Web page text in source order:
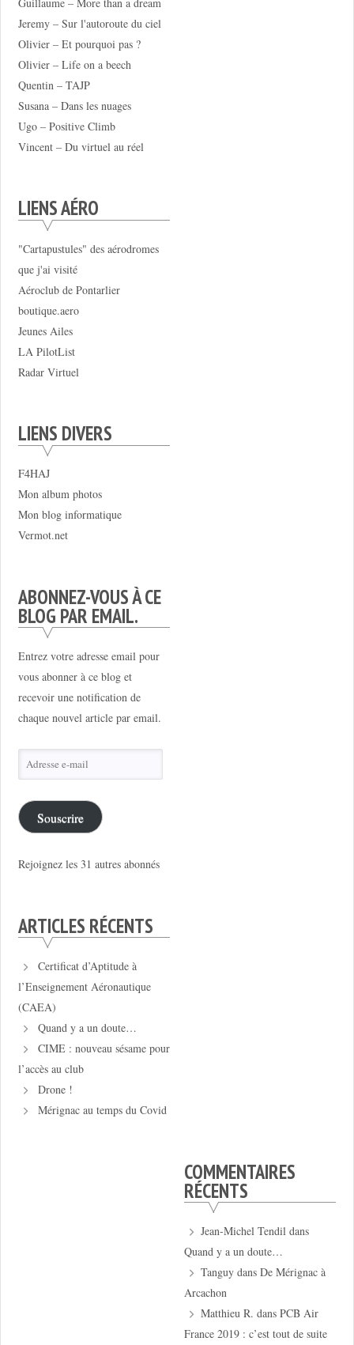
Jeremy – Sur l'autoroute du ciel
Olivier – Et pourquoi pas ?
Olivier – Life on a beech
Quentin – TAJP
Susana – Dans les nuages
Ugo – Positive Climb
Vincent – Du virtuel au réel
LIENS AÉRO
"Cartapustules" des aérodromes
que j'ai visité
Aéroclub de Pontarlier
boutique.aero
Jeunes Ailes
LA PilotList
Radar Virtuel
LIENS DIVERS
F4HAJ
Mon album photos
Mon blog informatique
Vermot.net
ABONNEZ-VOUS À CE
BLOG PAR EMAIL.
Entrez votre adresse email pour
vous abonner à ce blog et
recevoir une notification de
chaque nouvel article par email.
Adresse
e-
mail
Souscrire
Rejoignez les 31 autres abonnés
ARTICLES RÉCENTS
Certificat d’Aptitude à
l’Enseignement Aéronautique
(CAEA)
Quand y a un doute…
CIME : nouveau sésame pour
l’accès au club
Drone !
Mérignac au temps du Covid
COMMENTAIRES
RÉCENTS
Jean-Michel Tendil dans
Quand y a un doute…
Tanguydans De Mérignac à
Arcachon
Matthieu R. dans PCB Air
France 2019 : c’est tout de suite